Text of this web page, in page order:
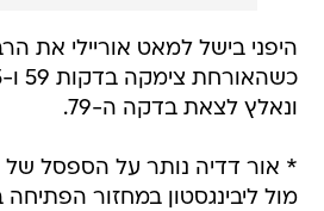
ונאלץ לצאת בדקה ה-79.
מול ליבינגסטון במחזור